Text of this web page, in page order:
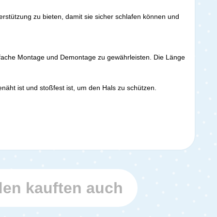
zu bieten, damit sie sicher schlafen können und
Montage und Demontage zu gewährleisten. Die Länge
ist und stoßfest ist, um den Hals zu schützen.
kauften auch